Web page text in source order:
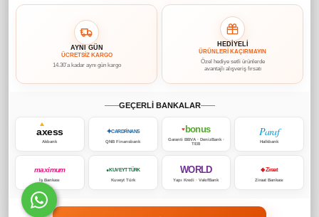
AYNI GÜN
ÜCRETSİZ KARGO
14.30’a kadar aynı gün kargo
HEDİYELİ
ÜRÜNLERİ KAÇIRMAYIN
Özel hediye setli ürünlerde
avantajlı alışveriş fırsatı
GEÇERLİ BANKALAR
axess
Akbank
✦CARDFİNANS
QNB Finansbank
♥bonus
Garanti BBVA · DenizBank ·
TEB
Paraf
Halkbank
maximum
İş Bankası
● KUVEYT TÜRK
Kuveyt Türk
WORLD
Yapı Kredi · VakıfBank
◆ Ziraat
Ziraat Bankası